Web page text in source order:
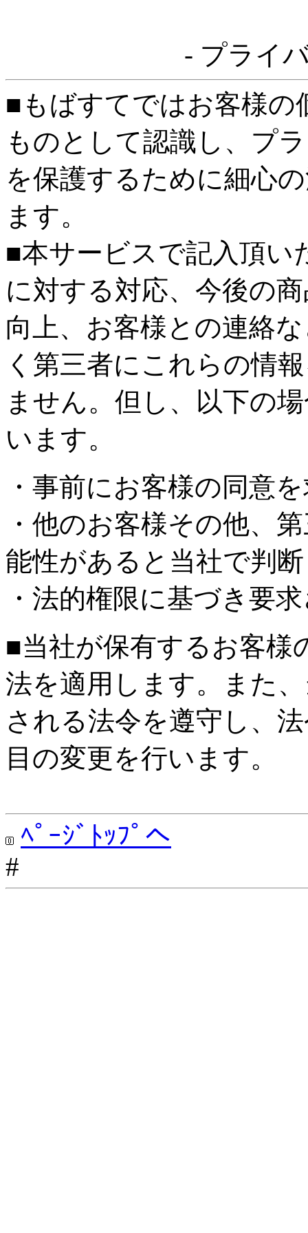
- プライ
■もばすてではお客様の
ものとして認識し、プ
を保護するために細心
ます。
■本サービスで記入頂い
に対する対応、今後の
向上、お客様との連絡
く第三者にこれらの情
ません。但し、以下の
います。
・事前にお客様の同意
・他のお客様その他、
能性があると当社で判
・法的権限に基づき要
■当社が保有するお客様
法を適用します。また
される法令を遵守し、
目の変更を行います。
ﾍﾟｰｼﾞﾄｯﾌﾟへ
#